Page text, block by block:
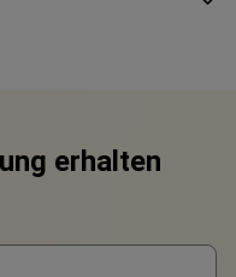
erhalten